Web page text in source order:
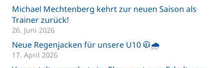
Michael Mechtenberg kehrt zur neuen Saison als
Trainer zurück!
26. Juni 2026
Neue Regenjacken für unsere U10 🧥🌧️
17. April 2026